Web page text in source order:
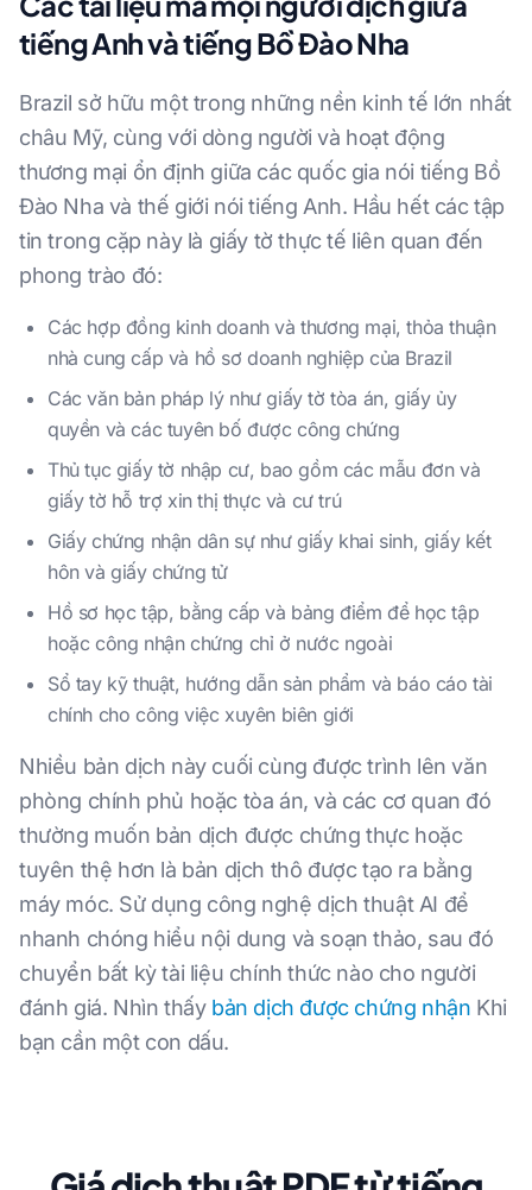
tiếng Anh và tiếng Bồ Đào Nha
Brazil sở hữu một trong những nền kinh tế lớn nhất
châu Mỹ, cùng với dòng người và hoạt động
thương mại ổn định giữa các quốc gia nói tiếng Bồ
Đào Nha và thế giới nói tiếng Anh. Hầu hết các tập
tin trong cặp này là giấy tờ thực tế liên quan đến
phong trào đó:
Các hợp đồng kinh doanh và thương mại, thỏa thuận
nhà cung cấp và hồ sơ doanh nghiệp của Brazil
Các văn bản pháp lý như giấy tờ tòa án, giấy ủy
quyền và các tuyên bố được công chứng
Thủ tục giấy tờ nhập cư, bao gồm các mẫu đơn và
giấy tờ hỗ trợ xin thị thực và cư trú
Giấy chứng nhận dân sự như giấy khai sinh, giấy kết
hôn và giấy chứng tử
Hồ sơ học tập, bằng cấp và bảng điểm để học tập
hoặc công nhận chứng chỉ ở nước ngoài
Sổ tay kỹ thuật, hướng dẫn sản phẩm và báo cáo tài
chính cho công việc xuyên biên giới
Nhiều bản dịch này cuối cùng được trình lên văn
phòng chính phủ hoặc tòa án, và các cơ quan đó
thường muốn bản dịch được chứng thực hoặc
tuyên thệ hơn là bản dịch thô được tạo ra bằng
máy móc. Sử dụng công nghệ dịch thuật AI để
nhanh chóng hiểu nội dung và soạn thảo, sau đó
chuyển bất kỳ tài liệu chính thức nào cho người
đánh giá. Nhìn thấy bản dịch được chứng nhận Khi
bạn cần một con dấu.